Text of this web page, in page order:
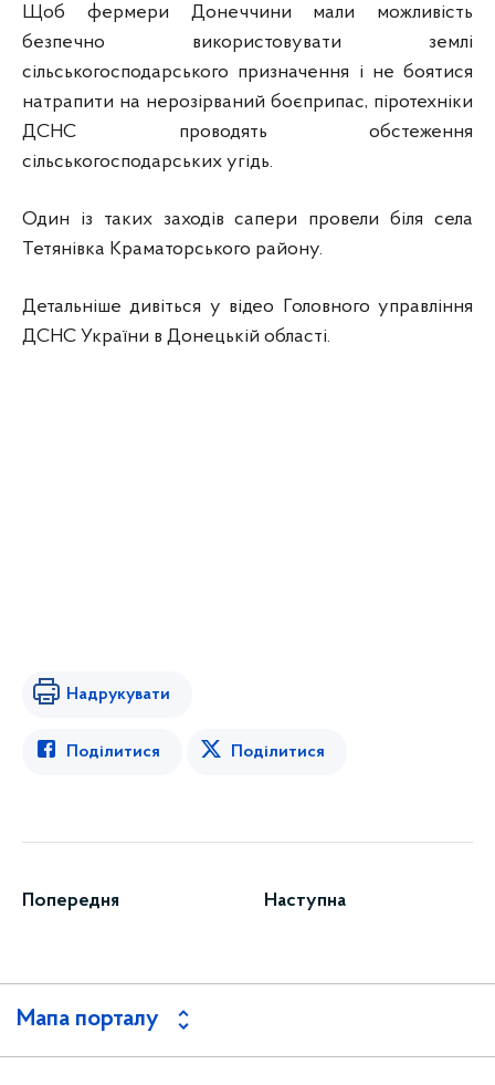
Щоб фермери Донеччини мали можливість
безпечно використовувати землі
сільськогосподарського призначення і не боятися
натрапити на нерозірваний боєприпас, піротехніки
ДСНС проводять обстеження
сільськогосподарських угідь.
Один із таких заходів сапери провели біля села
Тетянівка Краматорського району.
Детальніше дивіться у відео Головного управління
ДСНС України в Донецькій області.
Надрукувати
Поділитися Поділитися
Попередня Наступна
Мапа порталу